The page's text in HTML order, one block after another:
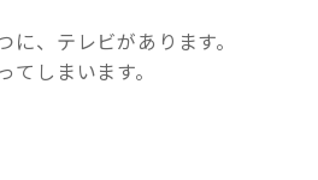
に、テレビがあります。
しまいます。